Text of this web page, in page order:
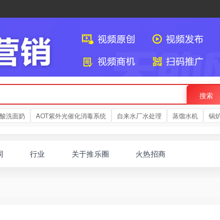
搜索
洗面奶 AOT紫外光催化消毒系统 自来水厂水处理 蒸馏水机 锅
行业 关于推乐圈 火热招商